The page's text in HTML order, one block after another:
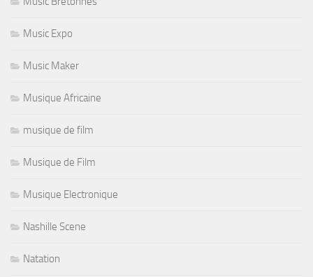
Music Expo
Music Maker
Musique Africaine
musique de film
Musique de Film
Musique Electronique
Nashille Scene
Natation